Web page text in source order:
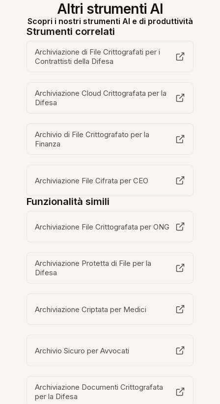
Altri strumenti AI
Scopri i nostri strumenti AI e di produttività
Strumenti correlati
Archiviazione di File Crittografati per i
Contrattisti della Difesa
Archiviazione Cloud Crittografata per la
Difesa
Archivio di File Crittografato per la
Finanza
Archiviazione File Cifrata per CEO
Funzionalità simili
Archiviazione File Crittografata per ONG
Archiviazione Protetta di File per la
Difesa
Archiviazione Criptata per Medici
Archivio Sicuro per Avvocati
Archiviazione Documenti Crittografata
per la Difesa